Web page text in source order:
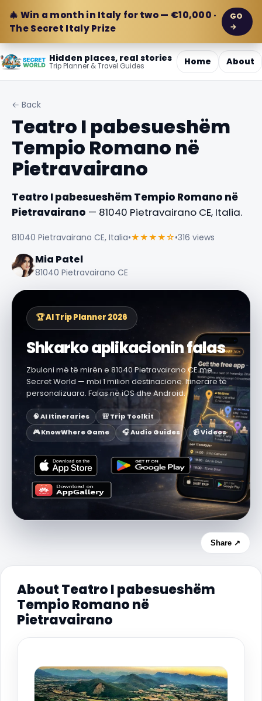
🎄 Win a month in Italy for two — €10,000 ·
The Secret Italy Prize
GO
→
Hidden places, real stories
Trip Planner & Travel Guides Home About
← Back
Teatro I pabesueshëm
Tempio Romano në
Pietravairano
Teatro I pabesueshëm Tempio Romano në
Pietravairano — 81040 Pietravairano CE, Italia.
81040 Pietravairano CE, Italia•★★★★☆•316 views
Mia Patel
81040 Pietravairano CE
🏆 AI Trip Planner 2026
Shkarko aplikacionin falas
Zbuloni më të mirën e 81040 Pietravairano CE me
Secret World — mbi 1 milion destinacione. Itinerare të
personalizuara. Falas në iOS dhe Android.
🧠 AI Itineraries
🎒 Trip Toolkit
🎮 KnowWhere Game
🎧 Audio Guides 📹 Videos
Share ↗
About Teatro I pabesueshëm
Tempio Romano në
Pietravairano